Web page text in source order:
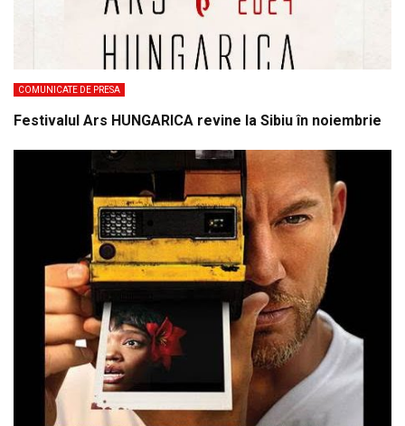
COMUNICATE DE PRESA
Festivalul Ars HUNGARICA revine la Sibiu în noiembrie